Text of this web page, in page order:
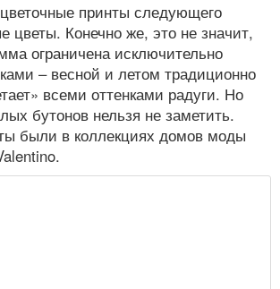
принты следующего
цветы. Конечно же, это не значит,
ограничена исключительно
– весной и летом традиционно
всеми оттенками радуги. Но
бутонов нельзя не заметить.
были в коллекциях домов моды